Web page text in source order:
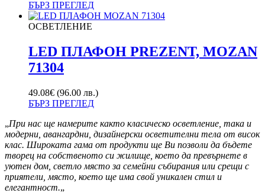
БЪРЗ ПРЕГЛЕД
ОСВЕТЛЕНИЕ
LED ПЛАФОН PREZENT, MOZAN
71304
49.08€ (96.00 лв.)
БЪРЗ ПРЕГЛЕД
„При нас ще намерите както класическо осветление, така и
модерни, авангардни, дизайнерски осветителни тела от висок
клас. Широката гама от продукти ще Ви позволи да бъдете
творец на собственото си жилище, което да превърнете в
уютен дом, светло място за семейни събирания или срещи с
приятели, място, което ще има свой уникален стил и
елегантност.„